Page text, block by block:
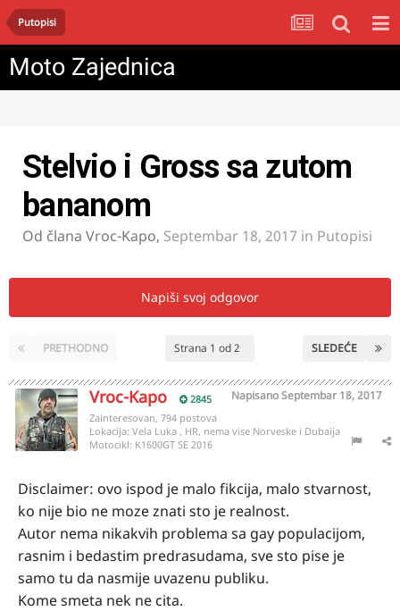
Putopisi
Moto Zajednica
Stelvio i Gross sa zutom
bananom
Od člana Vroc-Kapo, Septembar 18, 2017 in Putopisi
Napiši svoj odgovor
PRETHODNO SLEDEĆE
Strana 1 od 2
Vroc-Kapo 2845 NapisanoSeptembar 18, 2017
Zainteresovan, 794 postova
Lokacija: Vela Luka , HR, nema vise Norveske i Dubaija
Motocikl: K1600GT SE 2016
Disclaimer: ovo ispod je malo fikcija, malo stvarnost,
ko nije bio ne moze znati sto je realnost.
Autor nema nikakvih problema sa gay populacijom,
rasnim i bedastim predrasudama, sve sto pise je
samo tu da nasmije uvazenu publiku.
Kome smeta nek ne cita.